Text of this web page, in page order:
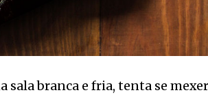
sala branca e fria, tenta se